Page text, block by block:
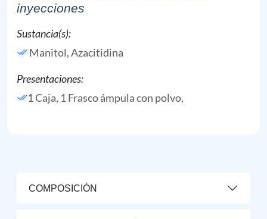
inyecciones
Sustancia(s):
Manitol,Azacitidina
Presentaciones:
1 Caja, 1 Frasco ámpula con polvo,
COMPOSICIÓN